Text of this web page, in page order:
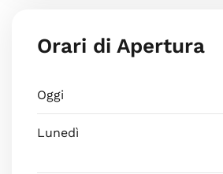
Orari di Apertura
Oggi
Lunedì